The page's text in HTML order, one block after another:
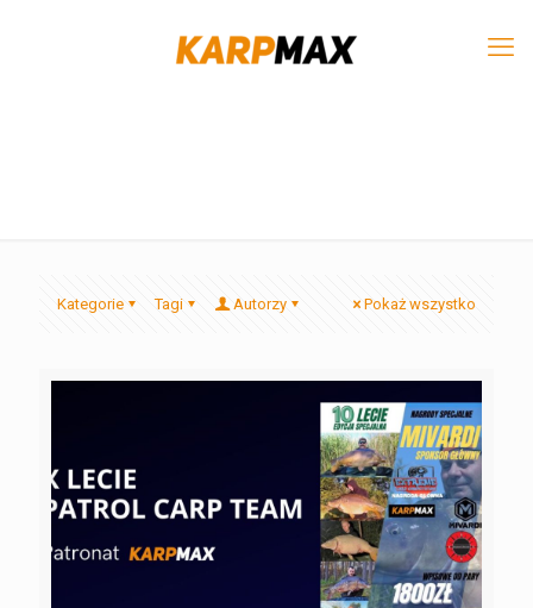
Kategorie Tagi Autorzy Pokaż wszystko